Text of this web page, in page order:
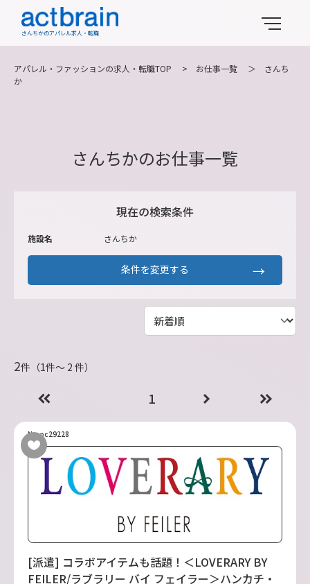
さんちかのアパレル求人・転職
アパレル・ファッションの求人・転職TOP > お仕事一覧 ＞ さんち
か
さんちかのお仕事一覧
現在の検索条件
施設名 さんちか
条件を変更する
2件（1件〜 2 件）
1
No.oc29228
[派遣] コラボアイテムも話題！＜LOVERARY BY
FEILER/ラブラリー バイ フェイラー＞ハンカチ・